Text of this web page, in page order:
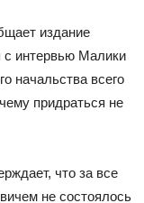
издание
с интервью Малики
начальства всего
придраться не
что за все
не состоялось